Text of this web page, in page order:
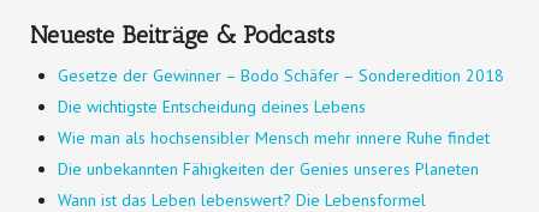
Neueste Beiträge & Podcasts
Gesetze der Gewinner – Bodo Schäfer – Sonderedition 2018
Die wichtigste Entscheidung deines Lebens
Wie man als hochsensibler Mensch mehr innere Ruhe findet
Die unbekannten Fähigkeiten der Genies unseres Planeten
Wann ist das Leben lebenswert? Die Lebensformel